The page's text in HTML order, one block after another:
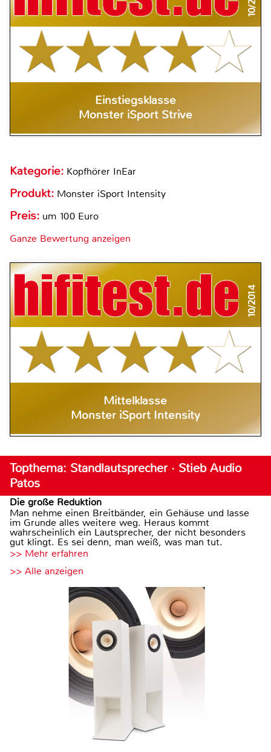
Einstiegsklasse
Monster iSport Strive
Kategorie: Kopfhörer InEar
Produkt: Monster iSport Intensity
Preis: um 100 Euro
Ganze Bewertung anzeigen
10/2014
Mittelklasse
Monster iSport Intensity
Topthema: Standlautsprecher · Stieb Audio
Patos
Die große Reduktion
Man nehme einen Breitbänder, ein Gehäuse und lasse
im Grunde alles weitere weg. Heraus kommt
wahrscheinlich ein Lautsprecher, der nicht besonders
gut klingt. Es sei denn, man weiß, was man tut.
>> Mehr erfahren
>> Alle anzeigen